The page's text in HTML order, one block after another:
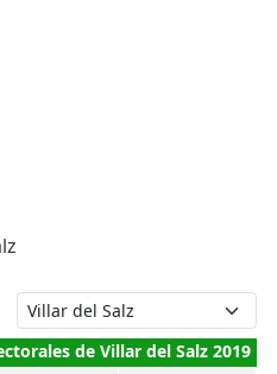
de Villar del Salz 2019